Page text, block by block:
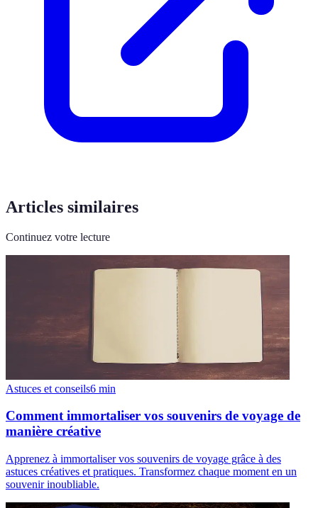
Articles similaires
Continuez votre lecture
Astuces et conseils6 min
Comment immortaliser vos souvenirs de voyage de
manière créative
Apprenez à immortaliser vos souvenirs de voyage grâce à des
astuces créatives et pratiques. Transformez chaque moment en un
souvenir inoubliable.